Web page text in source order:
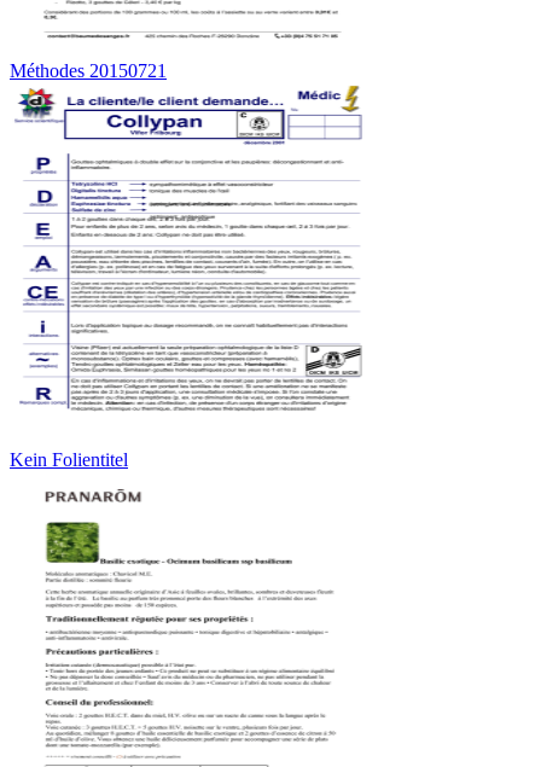
Méthodes 20150721
Kein Folientitel